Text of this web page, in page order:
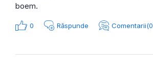
boem.
0 Răspunde